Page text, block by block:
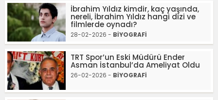
İbrahim Yıldız kimdir, kaç yaşında,
nereli, İbrahim Yıldız hangi dizi ve
filmlerde oynadı?
28-02-2026 - BİYOGRAFİ
TRT Spor’un Eski Müdürü Ender
Asman İstanbul’da Ameliyat Oldu
26-02-2026 - BİYOGRAFİ